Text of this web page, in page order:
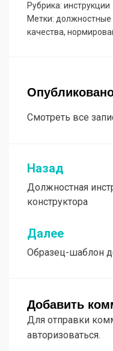
Рубрика: инструкции
Метки:
качества,
Смотреть все
Навигация
по
записям
Назад
Должностная
конструктора
Далее
Образец-шаблон
Добавить
Для отправки
авторизоваться.